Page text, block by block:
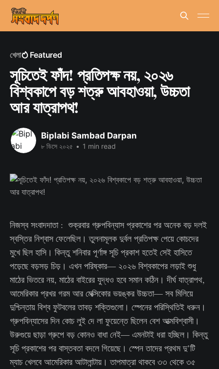
খেলা Featured
সূচিতেই ফাঁদ! প্রতিপক্ষ নয়, ২০২৬
বিশ্বকাপে বড় শত্রু আবহাওয়া, উচ্চতা
আর যাত্রাপথ!
Biplabi Sambad Darpan
৮ ডিসে ২০২৫ • 1 min read
নিজস্ব সংবাদদাতা : শুক্রবার গ্রুপবিন্যাস প্রকাশের পর অনেক বড় দলই
স্বস্তির নিশ্বাস ফেলেছিল। তুলনামূলক দুর্বল প্রতিপক্ষ পেয়ে কোচদের
মুখে ছিল হাসি। কিন্তু শনিবার পূর্ণাঙ্গ সূচি প্রকাশ হতেই সেই হাসিতে
পড়েছে বড়সড় চিড়। এখন পরিষ্কার— ২০২৬ বিশ্বকাপের লড়াই শুধু
মাঠের ভিতরে নয়, মাঠের বাইরের যুদ্ধও হবে সমান কঠিন। দীর্ঘ যাত্রাপথ,
আমেরিকার প্রখর গরম আর মেক্সিকোর ভয়ঙ্কর উচ্চতা— সব মিলিয়ে
দুশ্চিন্তায় বিশ্ব ফুটবলের তাবড় শক্তিগুলো। স্পেনের পরিস্থিতিই ধরুন।
গ্রুপবিন্যাসের দিন কোচ লুই দে লা ফুয়েন্তে ছিলেন বেশ আত্মবিশ্বাসী।
উরুগুয়ে ছাড়া গ্রুপে বড় কোনও বাধা নেই— এমনটাই ধরা হচ্ছিল। কিন্তু
সূচি প্রকাশের পর বাস্তবতা বদলে গিয়েছে। স্পেন তাদের প্রথম দু’টি
ম্যাচ খেলবে আমেরিকার আটালান্টায়। তাপমাত্রা থাকবে ৩৩ থেকে ৩৫